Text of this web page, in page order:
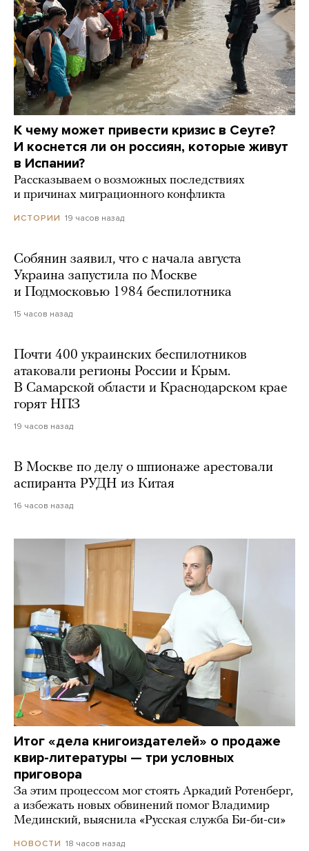
К чему может привести кризис в Сеуте?
И коснется ли он россиян, которые живут
в Испании?
Рассказываем о возможных последствиях
и причинах миграционного конфликта
ИСТОРИИ 19 часов назад
Собянин заявил, что с начала августа
Украина запустила по Москве
и Подмосковью 1984 беспилотника
15 часов назад
Почти 400 украинских беспилотников
атаковали регионы России и Крым.
В Самарской области и Краснодарском крае
горят НПЗ
19 часов назад
В Москве по делу о шпионаже арестовали
аспиранта РУДН из Китая
16 часов назад
Итог «дела книгоиздателей» о продаже
квир-литературы — три условных
приговора
За этим процессом мог стоять Аркадий Ротенберг,
а избежать новых обвинений помог Владимир
Мединский, выяснила «Русская служба Би-би-си»
НОВОСТИ 18 часов назад